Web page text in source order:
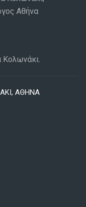
Κολωνάκι.
ΑΘΗΝΑ